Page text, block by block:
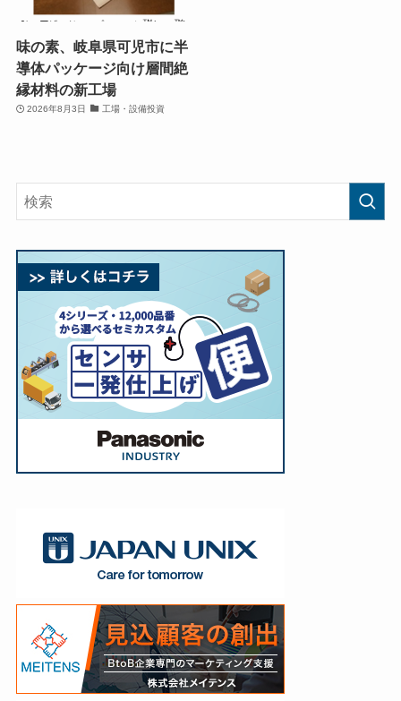
味の素、岐阜県可児市に半
導体パッケージ向け層間絶
縁材料の新工場
2026年8月3日 工場・設備投資